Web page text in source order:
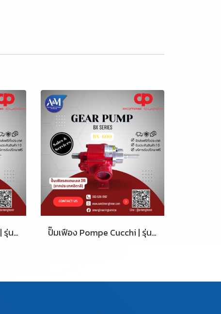
ปั๊มเฟือง Pompe Cucchi | รุ่น BX-550 ปั๊มเฟือง Pompe Cucchi | รุ่น BX-600